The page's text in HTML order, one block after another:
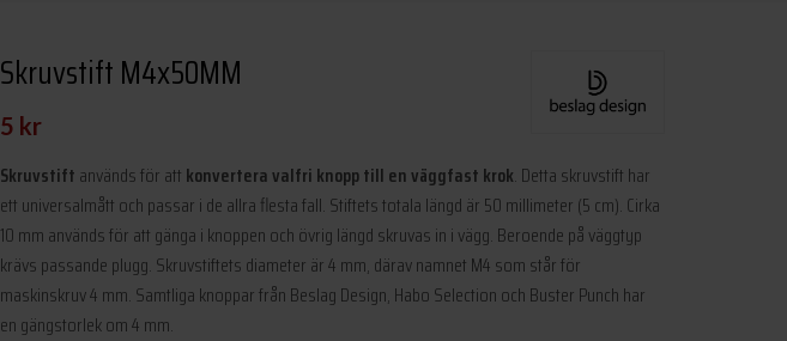
Skruvstift M4x50MM
5 kr
Skruvstift används för att konvertera valfri knopp till en väggfast krok. Detta skruvstift har
ett universalmått och passar i de allra flesta fall. Stiftets totala längd är 50 millimeter (5 cm). Cirka
10 mm används för att gänga i knoppen och övrig längd skruvas in i vägg. Beroende på väggtyp
krävs passande plugg. Skruvstiftets diameter är 4 mm, därav namnet M4 som står för
maskinskruv 4 mm. Samtliga knoppar från Beslag Design, Habo Selection och Buster Punch har
en gängstorlek om 4 mm.